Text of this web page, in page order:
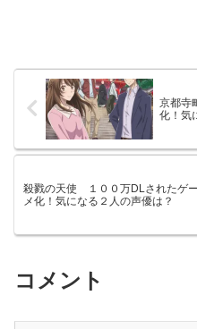
京都寺
化！気
殺戮の天使 １００万DLされたゲ
メ化！気になる２人の声優は？
コメント